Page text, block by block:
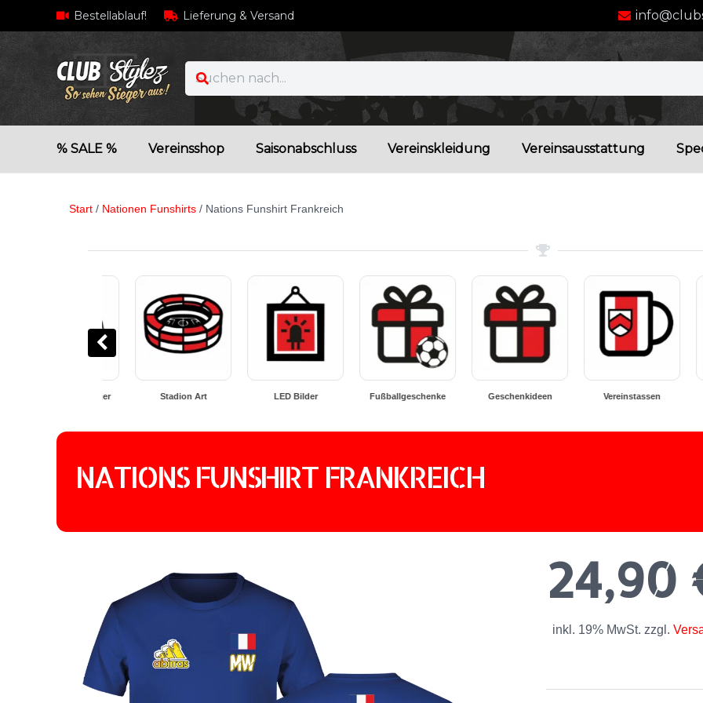
Bestellablauf! Lieferung & Versand
% SALE % Vereinsshop Saisonabschluss Vereinskleidung Vereinsausstattung
Start / Nationen Funshirts / Nations Funshirt Frankreich
LED Bilder Fußballgeschenke Geschenkideen Vereinstassen Vereinshandtücher
NATIONS FUNSHIRT FRANKREICH
24,90
inkl. 19% MwSt. zzgl.